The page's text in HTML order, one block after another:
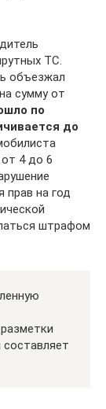
ТС.
объезжал
сумму от
по
до
4 до 6
прав на год
штрафом